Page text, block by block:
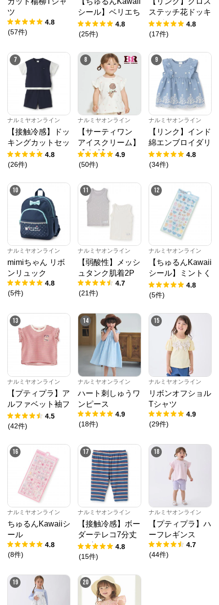
ツ
4.8
(57件)
シール】ベリエち
ゃん
4.8
(25件)
ステッチ花ドッキ
ングTシャツ
4.8
(17件)
7
ナルミヤオンライン
【接触冷感】ドッ
キングカットセッ
トアップ
4.8
(26件)
8
ナルミヤオンライン
【サーティワン
アイスクリーム】
【冷感】グラフィ
ック半袖Tシャツ
4.9
(50件)
9
ナルミヤオンライン
【リンク】インド
綿エンブロイダリ
ーチュニック
4.8
(34件)
10
ナルミヤオンライン
mimiちゃん リボ
ンリュック
4.8
(5件)
11
ナルミヤオンライン
【弱酸性】メッシ
ュタンク肌着2P
4.7
(21件)
12
ナルミヤオンライン
【ちゅるんKawaii
シール】ミントく
ん
4.8
(5件)
13
ナルミヤオンライン
【プティプラ】ア
ルファベット袖フ
リルTシャツ
4.5
(42件)
14
ナルミヤオンライン
ハート刺しゅうワ
ンピース
4.9
(18件)
15
ナルミヤオンライン
リボンオフショル
Tシャツ
4.9
(29件)
16
ナルミヤオンライン
ちゅるんKawaiiシ
ール
4.8
(8件)
17
ナルミヤオンライン
【接触冷感】ボー
ダーテレコ7分丈
レギンス
4.8
(15件)
18
ナルミヤオンライン
【プティプラ】ハ
ーフレギンス
4.7
(44件)
19 20
ナルミヤオンライン
公式ECサイト
※外部サイトが開きます
ナルミヤオンライン からのコメント
ナルミヤオンライン公式通販ショップ。人気子供服メ
ゾピアノ、プティマイン、ラブトキシック、アナスイ
ミニ等、全ブランド、全商品をご覧いただけます。